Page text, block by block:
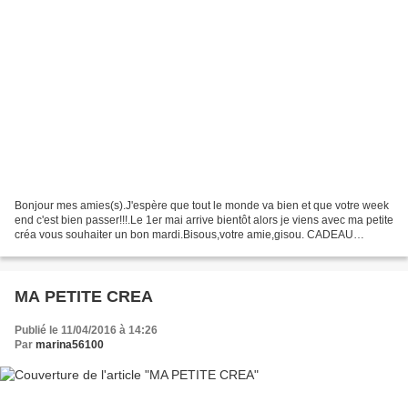
Bonjour mes amies(s).J'espère que tout le monde va bien et que votre week
end c'est bien passer!!!.Le 1er mai arrive bientôt alors je viens avec ma petite
créa vous souhaiter un bon mardi.Bisous,votre amie,gisou. CADEAU
MA PETITE CREA
Publié le 11/04/2016 à 14:26
Par marina56100